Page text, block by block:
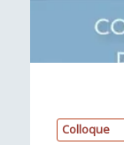
Colloque